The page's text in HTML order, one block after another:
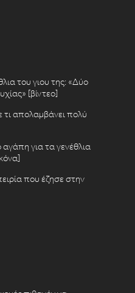
του γιου της: «Δύο
[βίντεο]
απολαμβάνει πολύ
για τα γενέθλια
που έζησε στην